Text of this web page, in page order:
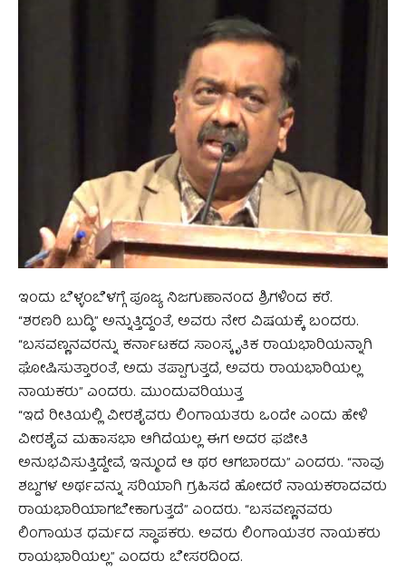
ಇಂದು ಬೆಳ್ಳಂಬೆಳಗ್ಗೆ ಪೂಜ್ಯ ನಿಜಗುಣಾನಂದ ಶ್ರಿಗಳಿಂದ ಕರೆ.
“ಶರಣರಿ ಬುದ್ಧಿ” ಅನ್ನುತ್ತಿದ್ದಂತೆ, ಅವರು ನೇರ ವಿಷಯಕ್ಕೆ ಬಂದರು.
“ಬಸವಣ್ಣನವರನ್ನು ಕರ್ನಾಟಕದ ಸಾಂಸ್ಕೃತಿಕ ರಾಯಭಾರಿಯನ್ನಾಗಿ
ಘೋಷಿಸುತ್ತಾರಂತೆ, ಅದು ತಪ್ಪಾಗುತ್ತದೆ, ಅವರು ರಾಯಭಾರಿಯಲ್ಲ
ನಾಯಕರು” ಎಂದರು. ಮುಂದುವರಿಯುತ್ತ
“ಇದೆ ರೀತಿಯಲ್ಲಿ ವೀರಶೈವರು ಲಿಂಗಾಯತರು ಒಂದೇ ಎಂದು ಹೇಳಿ
ವೀರಶೈವ ಮಹಾಸಭಾ ಆಗಿದೆಯಲ್ಲ ಈಗ ಅದರ ಫಜೀತಿ
ಅನುಭವಿಸುತ್ತಿದ್ದೇವೆ, ಇನ್ಮುಂದೆ ಆ ಥರ ಆಗಬಾರದು” ಎಂದರು. “ನಾವು
ಶಬ್ದಗಳ ಅರ್ಥವನ್ನು ಸರಿಯಾಗಿ ಗ್ರಹಿಸದೆ ಹೋದರೆ ನಾಯಕರಾದವರು
ರಾಯಭಾರಿಯಾಗಬೇಕಾಗುತ್ತದೆ” ಎಂದರು. “ಬಸವಣ್ಣನವರು
ಲಿಂಗಾಯತ ಧರ್ಮದ ಸ್ಥಾಪಕರು. ಅವರು ಲಿಂಗಾಯತರ ನಾಯಕರು
ರಾಯಭಾರಿಯಲ್ಲ” ಎಂದರು ಬೇಸರದಿಂದ.